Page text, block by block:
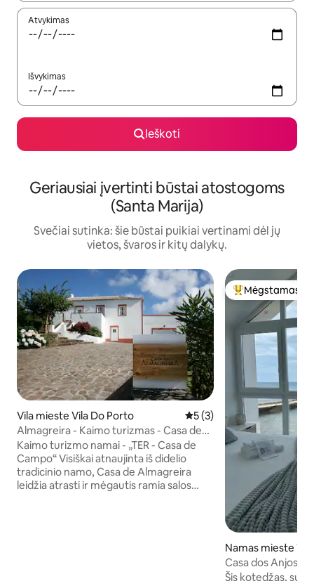
Atvykimas
Išvykimas
Ieškoti
Geriausiai įvertinti būstai atostogoms
(Santa Marija)
Svečiai sutinka: šie būstai puikiai vertinami dėl jų
vietos, švaros ir kitų dalykų.
Vila mieste Vila Do Porto Vidutinis įvertinimas: 5 iš
5 (3)
Almagreira - Kaimo turizmas - Casa de
Campo
Kaimo turizmo namai - „TER - Casa de
Campo“ Visiškai atnaujinta iš didelio
tradicinio namo, Casa de Almagreira
leidžia atrasti ir mėgautis ramia salos
Svečių
Mėgstamas
Namas mieste
Casa dos Anjos
Šis kotedžas,